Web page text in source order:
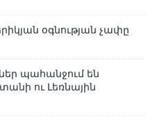
օգնության չափը
պահանջում են
ու Լեռնային